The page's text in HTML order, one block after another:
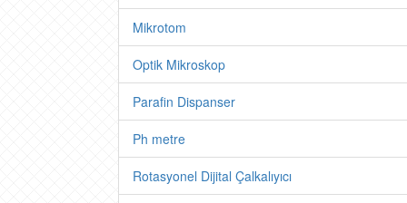
Mikrotom
Optik Mikroskop
Parafin Dispanser
Ph metre
Rotasyonel Dijital Çalkalıyıcı